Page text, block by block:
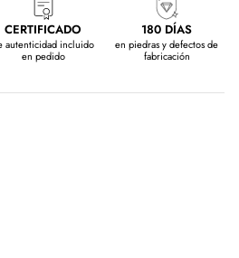
CERTIFICADO
autenticidad incluido
en pedido
180 DÍAS
en piedras y defectos de
fabricación